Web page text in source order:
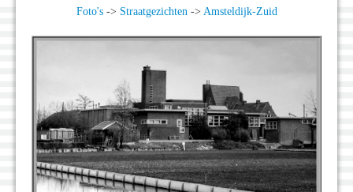
Foto's-> Straatgezichten-> Amsteldijk-Zuid